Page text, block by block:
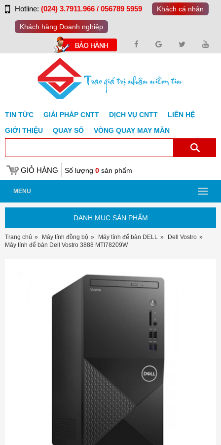
Hotline: (024) 3.7911.966 / 056789 5959 Khách cá nhân
Khách hàng Doanh nghiệp
TIN TỨC GIẢI PHÁP CNTT DỊCH VỤ CNTT
LIÊN HỆ
GIỚI THIỆU
QUAY SỐ VÒNG QUAY MAY MẮN
GIỎ HÀNG Số lượng 0 sản phẩm
MENU
DANH MỤC SẢN PHẨM
Trang chủ Máy tính đồng bộ Máy tính để bàn DELL
Dell Vostro
Máy tính để bàn Dell Vostro 3888 MTI78209W